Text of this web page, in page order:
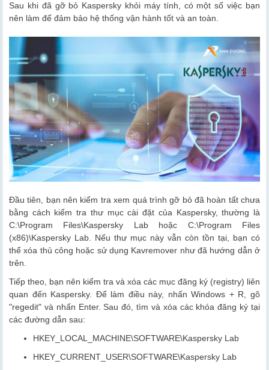
Sau khi đã gỡ bỏ Kaspersky khỏi máy tính, có một số việc bạn
nên làm để đảm bảo hệ thống vận hành tốt và an toàn.
Đầu tiên, bạn nên kiểm tra xem quá trình gỡ bỏ đã hoàn tất chưa
bằng cách kiểm tra thư mục cài đặt của Kaspersky, thường là
C:\Program Files\Kaspersky Lab hoặc C:\Program Files
(x86)\Kaspersky Lab. Nếu thư mục này vẫn còn tồn tại, bạn có
thể xóa thủ công hoặc sử dụng Kavremover như đã hướng dẫn ở
trên.
Tiếp theo, bạn nên kiểm tra và xóa các mục đăng ký (registry) liên
quan đến Kaspersky. Để làm điều này, nhấn Windows + R, gõ
"regedit" và nhấn Enter. Sau đó, tìm và xóa các khóa đăng ký tại
các đường dẫn sau:
HKEY_LOCAL_MACHINE\SOFTWARE\Kaspersky Lab
HKEY_CURRENT_USER\SOFTWARE\Kaspersky Lab